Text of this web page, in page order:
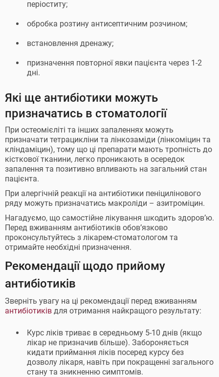
періоститу;
обробка розтину антисептичним розчином;
встановлення дренажу;
призначення повторної явки пацієнта через 1-2
дні.
Які ще антибіотики можуть
призначатись в стоматології
При остеомієліті та інших запаленнях можуть
призначати тетрацикліни та лінкозаміди (лінкоміцин та
кліндаміцин), тому що ці препарати мають тропність до
кісткової тканини, легко проникають в осередок
запалення та позитивно впливають на загальний стан
пацієнта.
При алергічній реакції на антибіотики пеніцилінового
ряду можуть призначатись макроліди – азитроміцин.
Нагадуємо, що самостійне лікування шкодить здоровʼю.
Перед вживанням антибіотиків обовʼязково
проконсультуйтесь з лікарем-стоматологом та
отримайте необхідні призначення.
Рекомендації щодо прийому
антибіотиків
Зверніть увагу на ці рекомендації перед вживанням
антибіотиків для отримання найкращого результату:
Курс ліків триває в середньому 5-10 днів (якщо
лікар не призначив більше). Забороняється
кидати приймання ліків посеред курсу без
дозволу лікаря, навіть при покращенні загального
стану та зникненню симптомів.